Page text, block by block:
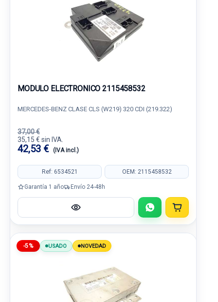
MODULO ELECTRONICO 2115458532
MERCEDES-BENZ CLASE CLS (W219) 320 CDI (219.322)
37,00 €
35,15 € sin IVA.
42,53 € (IVA incl.)
Ref: 6534521 OEM: 2115458532
Garantía 1 año Envío 24-48h
-5% USADO NOVEDAD